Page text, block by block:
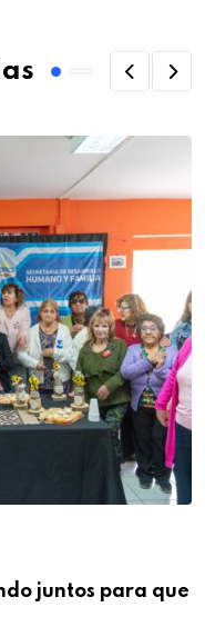
juntos para que